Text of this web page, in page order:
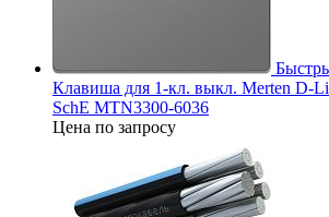
Клавиша для 1-кл. выкл. Merten D-
SchE MTN3300-6036
Цена по запросу